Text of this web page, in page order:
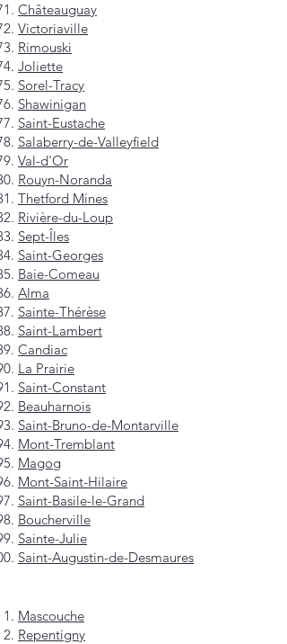
Châteauguay
Victoriaville
Rimouski
Joliette
Sorel-Tracy
Shawinigan
Saint-Eustache
Salaberry-de-Valleyfield
Val-d'Or
Rouyn-Noranda
Thetford Mines
Rivière-du-Loup
Sept-Îles
Saint-Georges
Baie-Comeau
Alma
Sainte-Thérèse
Saint-Lambert
Candiac
La Prairie
Saint-Constant
Beauharnois
Saint-Bruno-de-Montarville
Mont-Tremblant
Magog
Mont-Saint-Hilaire
Saint-Basile-le-Grand
Boucherville
Sainte-Julie
Saint-Augustin-de-Desmaures
Mascouche
Repentigny